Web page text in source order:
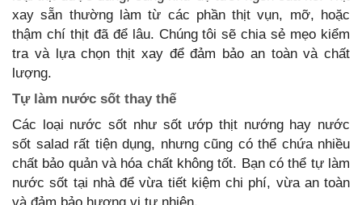
xay sẵn thường làm từ các phần thịt vụn, mỡ, hoặc
thậm chí thịt đã để lâu. Chúng tôi sẽ chia sẻ mẹo kiểm
tra và lựa chọn thịt xay để đảm bảo an toàn và chất
lượng.
Tự làm nước sốt thay thế
Các loại nước sốt như sốt ướp thịt nướng hay nước
sốt salad rất tiện dụng, nhưng cũng có thể chứa nhiều
chất bảo quản và hóa chất không tốt. Bạn có thể tự làm
nước sốt tại nhà để vừa tiết kiệm chi phí, vừa an toàn